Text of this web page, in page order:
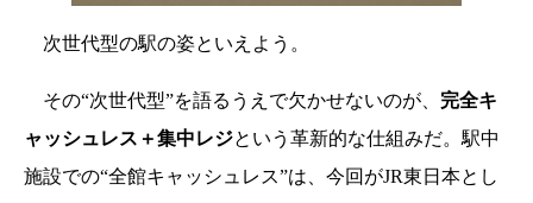
次世代型の駅の姿といえよう。
その“次世代型”を語るうえで欠かせないのが、 完全キ
ャッシュレス＋集中レジという革新的な仕組みだ。駅中
施設での“全館キャッシュレス”は、今回がJR東日本とし